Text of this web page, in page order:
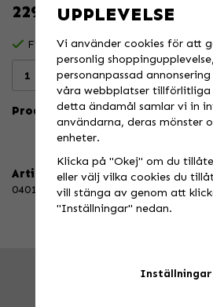
229 KR
Finns i lager för omgående
Lägg i
Produktbeskrivning:
Artikelnummer:
040146
Tel. 026-270030 /
UPPLEVELSE
Vi använder cookies för att
personlig shoppingupplevelse,
personanpassad
våra webbplatser tillförlitliga
detta ändamål samlar vi in
användarna, deras mönster
enheter.
Klicka på "Okej" om du
eller välj vilka cookies du
vill stänga av genom att
"Inställningar" nedan.
Inställningar